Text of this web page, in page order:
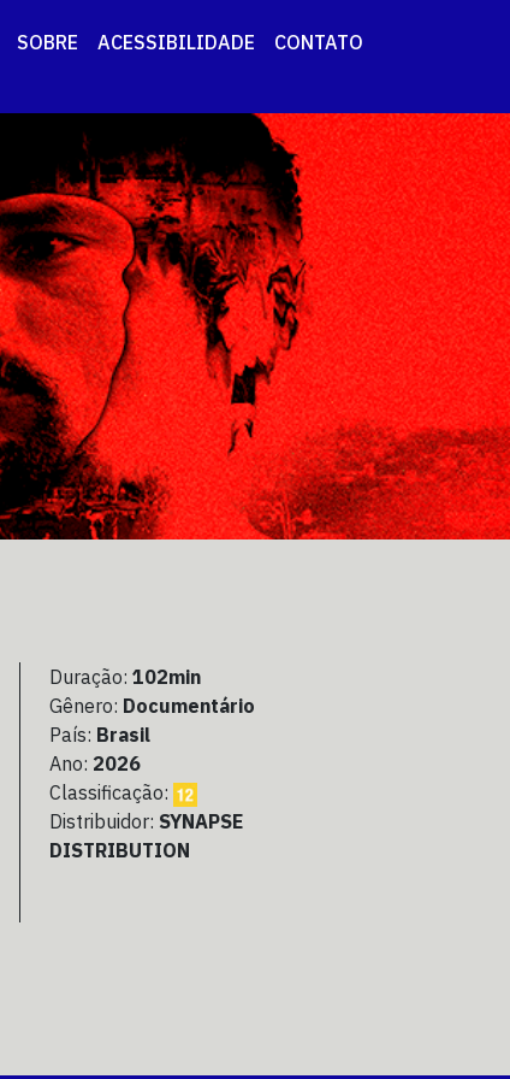
SOBRE ACESSIBILIDADE CONTATO
Duração:102min
Gênero: Documentário
País: Brasil
Ano: 2026
Classificação:
Distribuidor: SYNAPSE
DISTRIBUTION